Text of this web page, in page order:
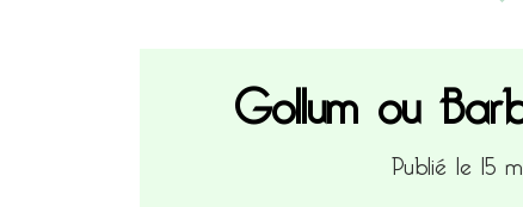
Gollum ou
Publié le 15